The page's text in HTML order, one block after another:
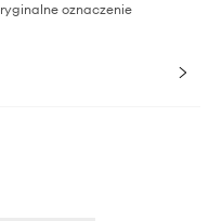
oznaczenie